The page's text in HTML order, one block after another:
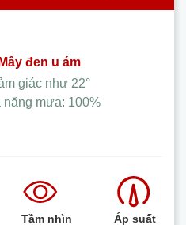
mây đen u ám
giác như 22°
năng mưa: 100%
Tầm nhìn
Áp suất